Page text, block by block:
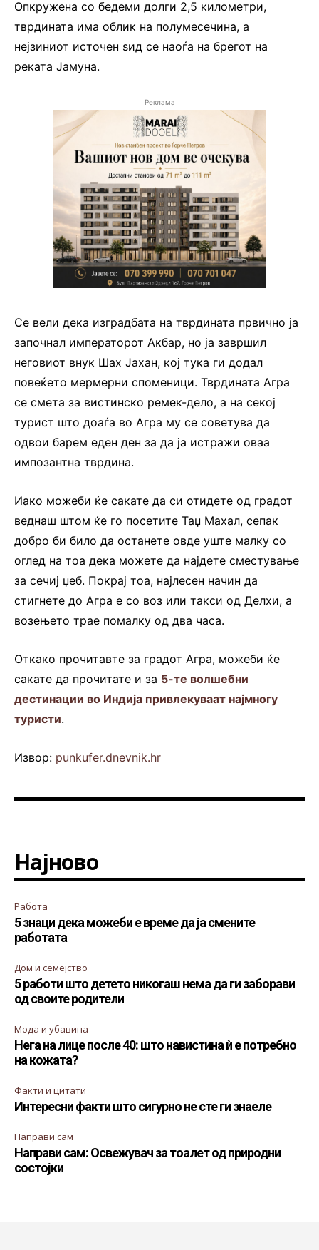
Опкружена со бедеми долги 2,5 километри,
тврдината има облик на полумесечина, а
нејзиниот источен ѕид се наоѓа на брегот на
реката Јамуна.
Реклама
Се вели дека изградбата на тврдината првично ја
започнал императорот Акбар, но ја завршил
неговиот внук Шах Јахан, кој тука ги додал
повеќето мермерни споменици. Тврдината Агра
се смета за вистинско ремек-дело, а на секој
турист што доаѓа во Агра му се советува да
одвои барем еден ден за да ја истражи оваа
импозантна тврдина.
Иако можеби ќе сакате да си отидете од градот
веднаш штом ќе го посетите Таџ Махал, сепак
добро би било да останете овде уште малку со
оглед на тоа дека можете да најдете сместување
за сечиј џеб. Покрај тоа, најлесен начин да
стигнете до Агра е со воз или такси од Делхи, а
возењето трае помалку од два часа.
Откако прочитавте за градот Агра, можеби ќе
сакате да прочитате и за 5-те волшебни
дестинации во Индија привлекуваат најмногу
туристи.
Извор: punkufer.dnevnik.hr
Најново
Работа
5 знаци дека можеби е време да ја смените
работата
Дом и семејство
5 работи што детето никогаш нема да ги заборави
од своите родители
Мода и убавина
Нега на лице после 40: што навистина ѝ е потребно
на кожата?
Факти и цитати
Интересни факти што сигурно не сте ги знаеле
Направи сам
Направи сам: Освежувач за тоалет од природни
состојки